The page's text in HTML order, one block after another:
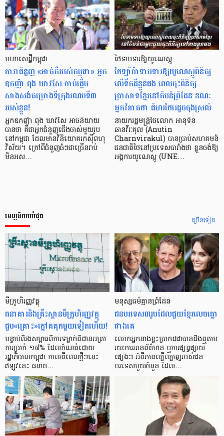
មហាសេដ្ឋី​កម្ពុជា
តារាជំនួញ «អាត់កឺ​របស់កម្ពុជា» អ្នក
ឧកញ៉ា ពុង ឃាវសែ ចាប់ផ្ដើម​
សាងសង់​គម្រោង​ទីក្រុង​រណប​ទី៣
របស់ខ្លួន!
អ្នកឧកញ៉ា ពុង ឃាវសែ អាចនិយាយ
បានថា គឺជាអ្នកជំនួញជើងចាស់មួយរូប
នៅកម្ពុជា ដែលមានវិនិយោគរកស៊ីពហុ
វិស័យ។ ក្រៅពីជំនួញធំៗជាច្រើនរាប់
មិនអស…
ថៃទាមទារឱ្យយូណេស្កូ
ថៃឡាំប៉ាទាមទារឱ្យយូណេស្កូពិនិត្យ
លើទឹកដីខ្លួនផង ពេលចុះពិនិត្យ
ប្រាសាទខ្មែរនៅតំបន់ព្រំដែន ខណៈ
អ្នកវិភាគថា ជំហរថៃរេដូចចុងស្រល់
នាយករដ្ឋមន្ត្រីថៃលោក អានុទីន
ឆានវីរៈគុល (Anutin
Charnvirakul) បានប្រាប់សហគមន៍
ជនជាតិថៃនៅប្រទេសបារាំងថា ខ្លួនចង់ឱ្យ
អង្គការយូណេស្កូ (UNE…
ច្រើនទៀត
ពេញនិយមបំផុត
មីក្រូ​ហិរញ្ញវត្ថុ
ធនាគារ​និង​គ្រឹះស្ថាន​មីក្រូ​ហិរញ្ញវត្ថុ​
ជួប«គ្រោះ»ក្តៅ​គគុក​មួយ​ទៀត​ហើយ!
បន្ទាប់​ពី​រង​សម្ពាធ​​ពី​ការ​ទម្លាក់​ពិដាន​អត្រា​
ការ​ប្រាក់ ១៨​% ដែល​កំណត់​ដោយ​
រដ្ឋាភិបាល​កម្ពុជា កាល​ពី​ពេល​ថ្មីៗ​នេះ
ឥឡូវ​នេះ ធនាគ…
មនុស្ស​ធម៌​គ្មាន​ព្រំដែន
ជន​បរទេស​៣​រូប​ដែល​ជួយ​ខ្មែរ​លេច​ធ្លោ​
ជាង​គេ
លោកអ្នក​នាង​ខ្លះ​ប្រាកដ​ជា​បាន​​ដឹង​ឮ​តាម​
រយៈ​ការ​អាន​ព័ត៌មាន ឬ​ការ​ផ្សព្វផ្សាយ​
ផ្សេងៗ អំពី​ភាព​ល្បីល្បាញ​របស់​ជន​
បរទេស​មួយ​ចំនួន ដែល…